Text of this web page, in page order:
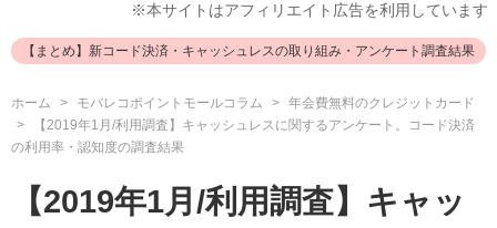
※本サイトはアフィリエイト広告を利用しています
【まとめ】新コード決済・キャッシュレスの取り組み・アンケート調査結果
ホーム モバレコポイントモールコラム
年会費無料のクレジットカード
【2019年1月/利用調査】キャッシュレスに関するアンケート。コード決済
の利用率・認知度の調査結果
【2019年1月/利用調査】キャッ